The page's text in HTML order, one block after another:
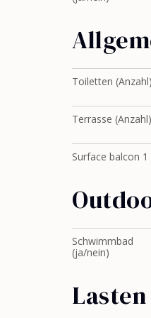
Toiletten (Anzahl)
Terrasse (Anzahl)
Surface balcon 1
Schwimmbad
(ja/nein)